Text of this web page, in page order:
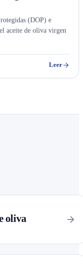
(DOP) e
aceite de oliva virgen
Leer
oliva